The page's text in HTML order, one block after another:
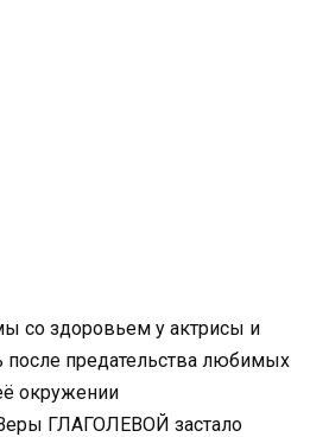
со здоровьем у актрисы и
после предательства любимых
окружении
ГЛАГОЛЕВОЙ застало